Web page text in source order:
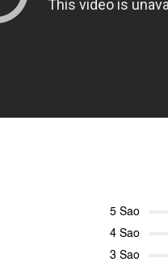
5 Sao
4 Sao
3 Sao